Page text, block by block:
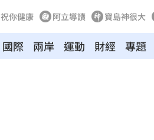
祝你健康 阿立導讀 寶島神很大
國際 兩岸 運動 財經 專題